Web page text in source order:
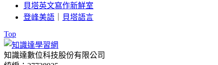
貝塔英文寫作新鮮室
登峰美語
貝塔語言
Top
知識達數位科技股份有限公司